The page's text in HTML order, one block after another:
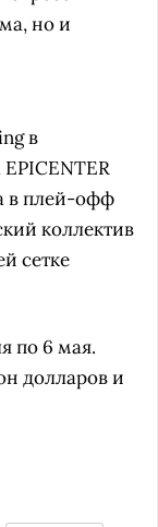
но и
в
в плей-офф
коллектив
сетке
по 6 мая.
долларов и